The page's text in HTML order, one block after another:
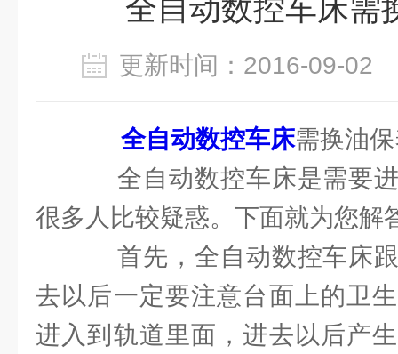
全自动数控车床需
更新时间：2016-09-
全自动数控车床需换油
全自动数控车床是需要
很多人比较疑惑。下面就为您解
首先，全自动数控车床
去以后一定要注意台面上的卫
进入到轨道里面，进去以后产